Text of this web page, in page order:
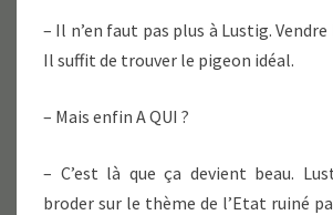
– Il n’en faut pas plus à Lustig.
Il suffit de trouver le pigeon idéal.
– Mais enfin A QUI ?
– C’est là que ça devient beau.
broder sur le thème de l’Etat ruiné